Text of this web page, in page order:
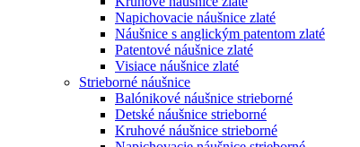
Napichovacie náušnice zlaté
Náušnice s anglickým patentom zlaté
Patentové náušnice zlaté
Visiace náušnice zlaté
Strieborné náušnice
Balónikové náušnice strieborné
Detské náušnice strieborné
Kruhové náušnice strieborné